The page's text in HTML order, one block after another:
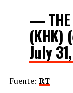
— THE
(KHK)
July
Fuente: RT